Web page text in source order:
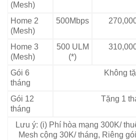
(Mesh)
Home 2
(Mesh)
500Mbps
Home 3
(Mesh)
500 ULM
(*)
Gói 6
tháng
Không
Gói 12
tháng
Tặng 1
Lưu ý: (i) Phí hòa mạng 300K/
Mesh cộng 30K/ tháng, Riêng